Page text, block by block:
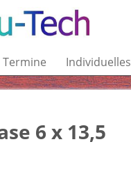
Termine Individuelles
6 x 13,5